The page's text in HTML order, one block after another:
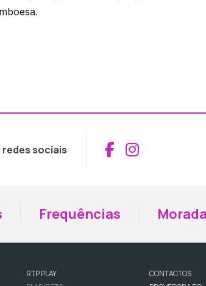
sociais Aceder ao
Aceder
Frequências
RTP PLAY
CONTACTOS